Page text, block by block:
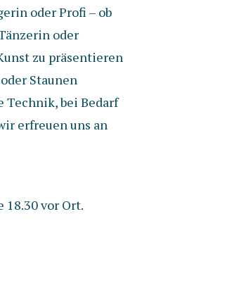
oder Profi – ob
oder
zu präsentieren
Staunen
Technik, bei Bedarf
erfreuen uns an
vor Ort.